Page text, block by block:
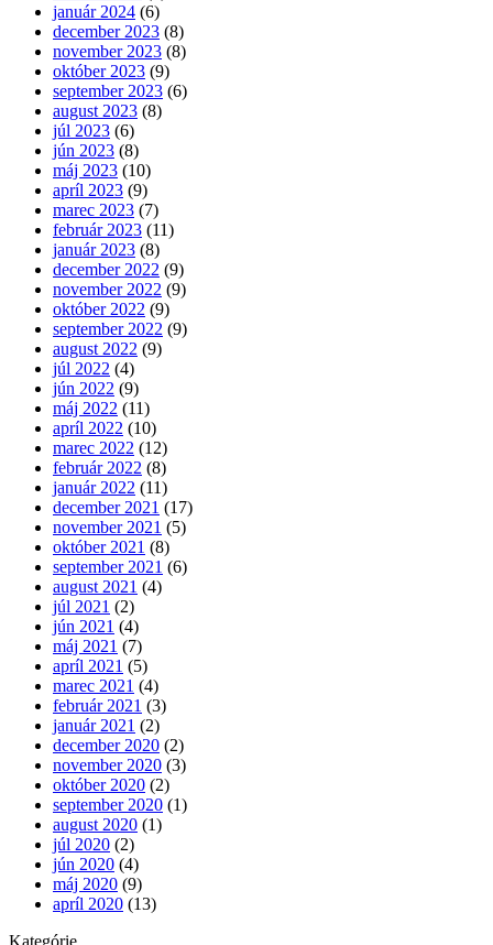
január 2024 (6)
december 2023 (8)
november 2023 (8)
október 2023 (9)
september 2023 (6)
august 2023 (8)
júl 2023 (6)
jún 2023 (8)
máj 2023 (10)
apríl 2023 (9)
marec 2023 (7)
február 2023 (11)
január 2023 (8)
december 2022 (9)
november 2022 (9)
október 2022 (9)
september 2022 (9)
august 2022 (9)
júl 2022 (4)
jún 2022 (9)
máj 2022 (11)
apríl 2022 (10)
marec 2022 (12)
február 2022 (8)
január 2022 (11)
december 2021 (17)
november 2021 (5)
október 2021 (8)
september 2021 (6)
august 2021 (4)
júl 2021 (2)
jún 2021 (4)
máj 2021 (7)
apríl 2021 (5)
marec 2021 (4)
február 2021 (3)
január 2021 (2)
december 2020 (2)
november 2020 (3)
október 2020 (2)
september 2020 (1)
august 2020 (1)
júl 2020 (2)
jún 2020 (4)
máj 2020 (9)
apríl 2020 (13)
Kategórie